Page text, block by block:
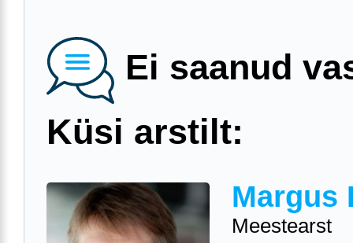
Ei saanud
Küsi arstilt:
Margus
Meestearst